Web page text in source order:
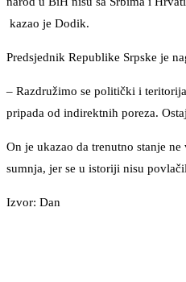
kazao je Dodik.
Predsjednik Republike Srpske je
– Razdružimo se politički i
pripada od indirektnih poreza.
On je ukazao da trenutno stanje
sumnja, jer se u istoriji nisu
Izvor: Dan